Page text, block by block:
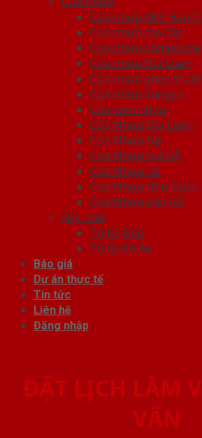
Cửa nhựa ABS Hàn
Cửa nhựa cao cấp
Cửa nhựa Composite
Cửa nhựa Đài Loan
Cửa nhựa ghép
Cửa nhựa Sungyu
Cửa vòm nhựa
Cửa Nhựa Đài Loan
Cửa Nhựa Đẹp
Cửa Nhựa Giả Gỗ
Cửa Nhựa Gỗ
Cửa Nhựa Hàn Quốc
Cửa Nhựa Vân Gỗ
Nội thất
Tủ Kệ Bếp
Tủ Quần Áo
Báo giá
Dự án thực tế
Tin tức
Liên hệ
Đăng nhập
ĐẶT LỊCH LÀM
VẤN